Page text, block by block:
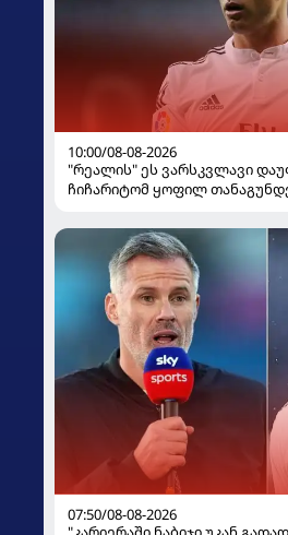
10:00/08-08-2026
"რეალის" ეს ვარსკვლავი
ჩიჩარიტომ ყოფილ
07:50/08-08-2026